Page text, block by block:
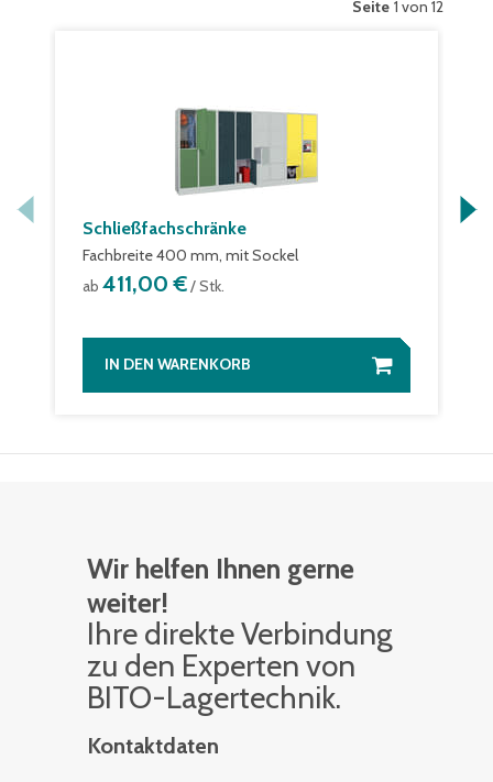
Seite 1 von 12
Schließfachschränke
Fachbreite 400 mm, mit Sockel
ab 411,00 €/ Stk.
IN DEN WARENKORB
Wir helfen Ihnen gerne
weiter!
Ihre di­rek­te Ver­bin­dung
zu den Ex­per­ten von
BITO-La­ger­tech­nik.
Kontaktdaten